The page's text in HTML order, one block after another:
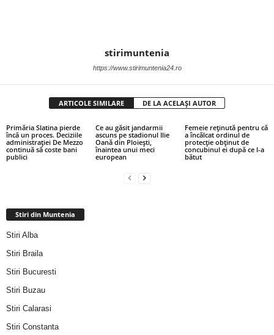
stirimuntenia
https://www.stirimuntenia24.ro
ARTICOLE SIMILARE DE LA ACELAȘI AUTOR
Primăria Slatina pierde
încă un proces. Deciziile
administrației De Mezzo
continuă să coste bani
publici
Ce au găsit jandarmii
ascuns pe stadionul Ilie
Oană din Ploiești,
înaintea unui meci
european
Femeie reținută pentru că
a încălcat ordinul de
protecție obținut de
concubinul ei după ce l-a
bătut
Stiri din Muntenia
Stiri Alba
Stiri Braila
Stiri Bucuresti
Stiri Buzau
Stiri Calarasi
Stiri Constanta